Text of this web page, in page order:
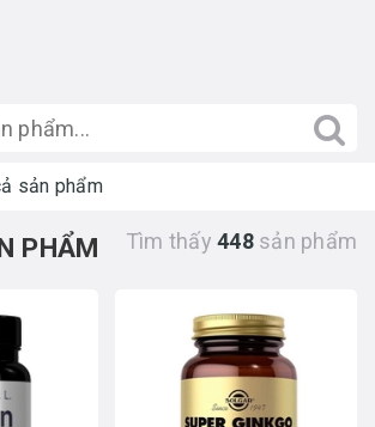
sản phẩm
PHẨM Tìm thấy 448sản phẩm